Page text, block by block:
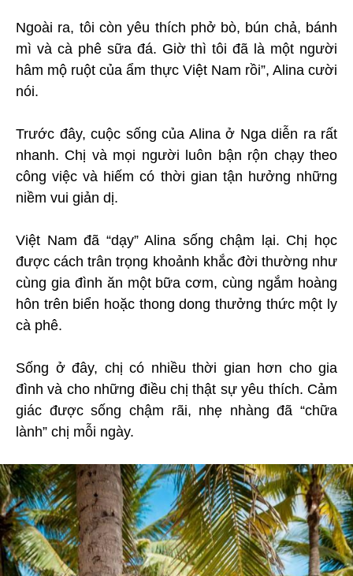
Ngoài ra, tôi còn yêu thích phở bò, bún chả, bánh
mì và cà phê sữa đá. Giờ thì tôi đã là một người
hâm mộ ruột của ẩm thực Việt Nam rồi”, Alina cười
nói.
Trước đây, cuộc sống của Alina ở Nga diễn ra rất
nhanh. Chị và mọi người luôn bận rộn chạy theo
công việc và hiếm có thời gian tận hưởng những
niềm vui giản dị.
Việt Nam đã “dạy” Alina sống chậm lại. Chị học
được cách trân trọng khoảnh khắc đời thường như
cùng gia đình ăn một bữa cơm, cùng ngắm hoàng
hôn trên biển hoặc thong dong thưởng thức một ly
cà phê.
Sống ở đây, chị có nhiều thời gian hơn cho gia
đình và cho những điều chị thật sự yêu thích. Cảm
giác được sống chậm rãi, nhẹ nhàng đã “chữa
lành” chị mỗi ngày.